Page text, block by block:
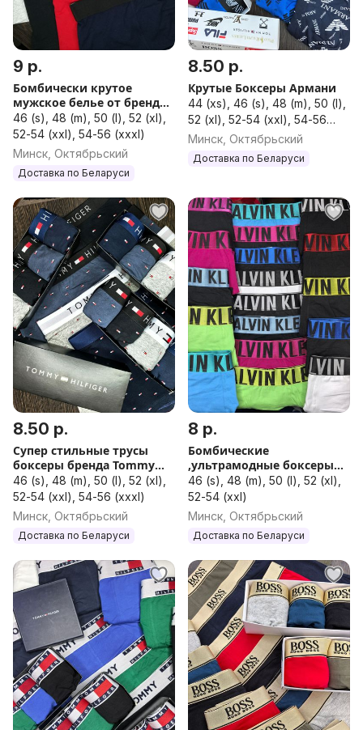
9 р.
Бомбически крутое
мужское белье от бренда
Суприм
46 (s), 48 (m), 50 (l), 52 (xl),
52-54 (xxl), 54-56 (xxxl)
Минск, Октябрьский
Доставка по Беларуси
8.50 р.
Крутые Боксеры Армани
44 (xs), 46 (s), 48 (m), 50 (l),
52 (xl), 52-54 (xxl), 54-56
(xxxl)
Минск, Октябрьский
Доставка по Беларуси
8.50 р.
Супер стильные трусы
боксеры бренда Tommy
Hilfiger
46 (s), 48 (m), 50 (l), 52 (xl),
52-54 (xxl), 54-56 (xxxl)
Минск, Октябрьский
Доставка по Беларуси
8 р.
Бомбические
,ультрамодные боксеры
Calvin Klein
46 (s), 48 (m), 50 (l), 52 (xl),
52-54 (xxl)
Минск, Октябрьский
Доставка по Беларуси